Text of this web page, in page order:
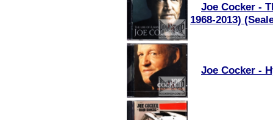
Joe Cocker -
1968-2013)
Joe Cocker -